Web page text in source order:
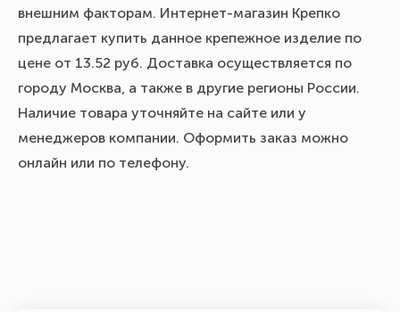
внешним факторам. Интернет-магазин Крепко
предлагает купить данное крепежное изделие по
цене от 13.52 руб. Доставка осуществляется по
городу Москва, а также в другие регионы России.
Наличие товара уточняйте на сайте или у
менеджеров компании. Оформить заказ можно
онлайн или по телефону.